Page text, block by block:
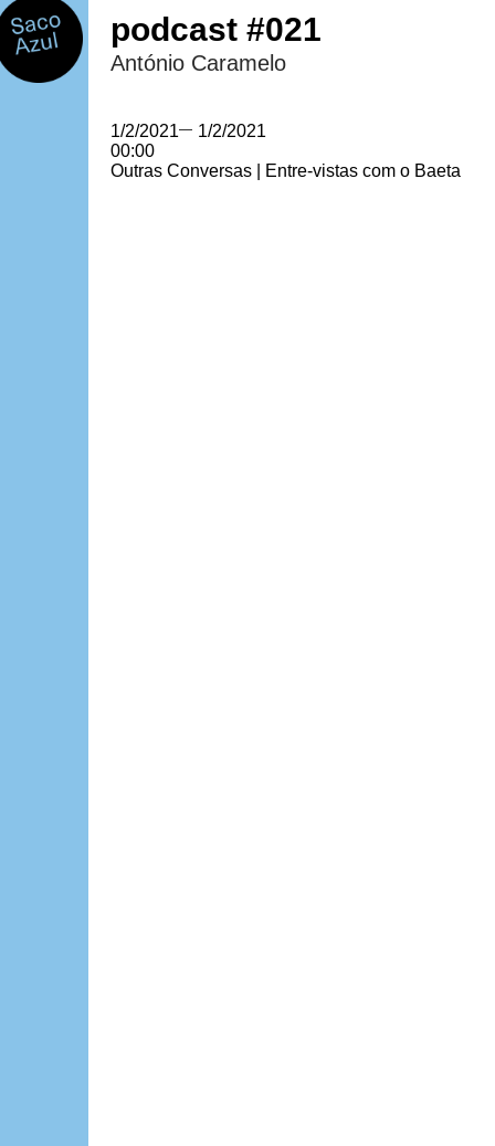
podcast #021
António Caramelo
1/2/2021— 1/2/2021
00:00
Outras Conversas | Entre-vistas com o Baeta